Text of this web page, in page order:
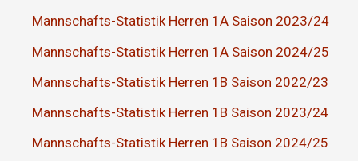
Mannschafts-Statistik Herren 1A Saison 2023/24
Mannschafts-Statistik Herren 1A Saison 2024/25
Mannschafts-Statistik Herren 1B Saison 2022/23
Mannschafts-Statistik Herren 1B Saison 2023/24
Mannschafts-Statistik Herren 1B Saison 2024/25